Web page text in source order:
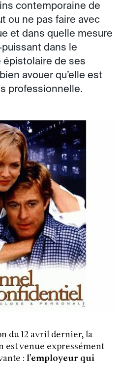
contemporaine de
ou ne pas faire avec
et dans quelle mesure
puissant dans le
épistolaire de ses
avouer qu’elle est
professionnelle.
du 12 avril dernier, la
est venue expressément
:l’employeur qui